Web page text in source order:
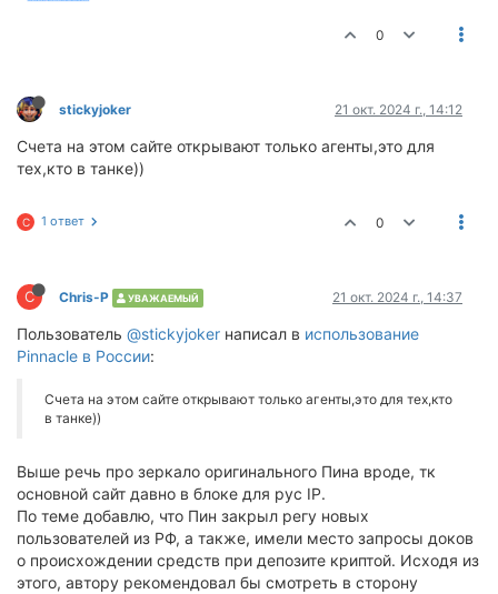
0
stickyjoker 21 окт. 2024 г., 14:12
Счета на этом сайте открывают только агенты,это для
тех,кто в танке))
C 1 ответ 0
C Chris-P УВАЖАЕМЫЙ 21 окт. 2024 г., 14:37
Пользователь @stickyjoker написал в использование
Pinnacle в России:
Счета на этом сайте открывают только агенты,это для тех,кто
в танке))
Выше речь про зеркало оригинального Пина вроде, тк
основной сайт давно в блоке для рус IP.
По теме добавлю, что Пин закрыл регу новых
пользователей из РФ, а также, имели место запросы доков
о происхождении средств при депозите криптой. Исходя из
этого, автору рекомендовал бы смотреть в сторону